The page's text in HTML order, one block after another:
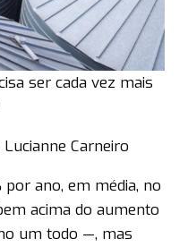
ser cada vez mais
Carneiro
ano, em média, no
acima do aumento
um todo —, mas